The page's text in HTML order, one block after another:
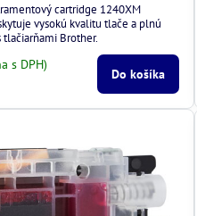
cartridge 1240XM
vysokú kvalitu tlače a plnú
Brother.
s DPH)
Do košíka